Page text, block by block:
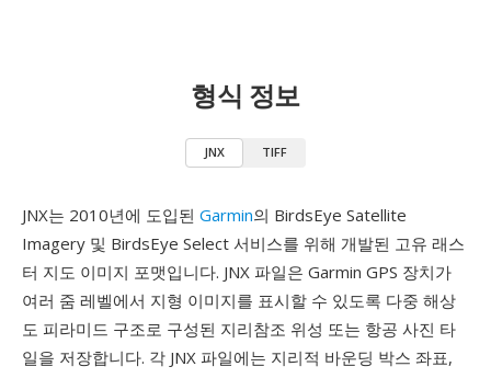
형식 정보
JNX TIFF
JNX는 2010년에 도입된 Garmin의 BirdsEye Satellite
Imagery 및 BirdsEye Select 서비스를 위해 개발된 고유 래스
터 지도 이미지 포맷입니다. JNX 파일은 Garmin GPS 장치가
여러 줌 레벨에서 지형 이미지를 표시할 수 있도록 다중 해상
도 피라미드 구조로 구성된 지리참조 위성 또는 항공 사진 타
일을 저장합니다. 각 JNX 파일에는 지리적 바운딩 박스 좌표,